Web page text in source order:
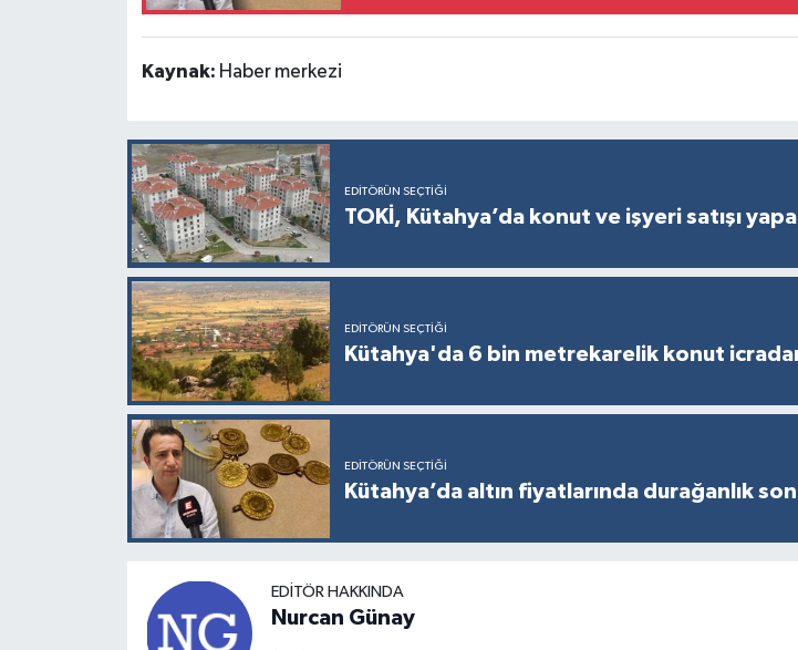
Kaynak: Haber merkezi
EDITÖRÜN SEÇTIĞI
TOKİ, Kütahya’da konut ve işyeri satışı
EDITÖRÜN SEÇTIĞI
Kütahya'da 6 bin metrekarelik konut
EDITÖRÜN SEÇTIĞI
Kütahya’da altın fiyatlarında durağanlık
EDITÖR HAKKINDA
Nurcan Günay